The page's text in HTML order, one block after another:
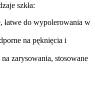
szkła:
łatwe do wypolerowania w
na pęknięcia i
zarysowania, stosowane